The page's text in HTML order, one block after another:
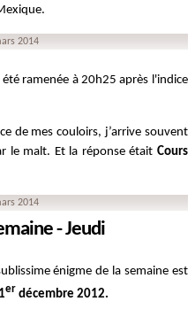
2014
ramenée à 20h25 après l'indice
de mes couloirs, j’arrive souvent
le malt. Et la réponse était Cours
2014
- Jeudi
énigme de la semaine est
er décembre 2012.